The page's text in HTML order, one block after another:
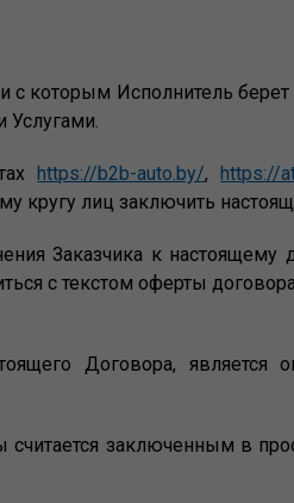
которым Исполнитель
Услугами.
https://b2b-auto.by/,https://
кругу лиц заключить
Заказчика к
с текстом оферты
Договора, является
заключенным в